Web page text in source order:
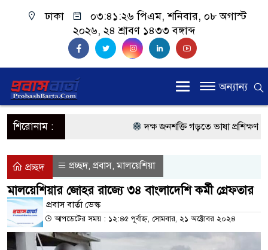
ঢাকা ০৩:৪১:২৬ পিএম, শনিবার, ০৮ অগাস্ট
২০২৬, ২৪ শ্রাবণ ১৪৩৩ বঙ্গাব্দ
অন্যান্য
শিরোনাম : দক্ষ জনশক্তি গড়তে ভাষা প্রশিক্ষণ
প্রধানমন্ত্রী
প্রবাসী কল্যাণমন্ত্রী সিলেটের আরিফুল
মালয়েশিয়ায় কর্মী পাঠাতে রিক্রুটিং
প্রচ্ছদ প্রচ্ছদ, প্রবাস,মালয়েশিয়া
মালয়েশিয়ার জোহর রাজ্যে ৩৪ বাংলাদেশি কর্মী গ্রেফতার
প্রবাস বার্তা ডেস্ক
আপডেটের সময় : ১২:৪৫ পূর্বাহ্ন, সোমবার, ২১ অক্টোবর ২০২৪